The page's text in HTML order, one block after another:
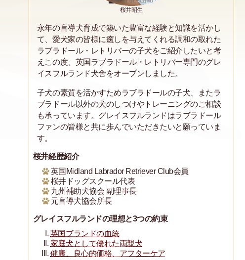
桜井昭生
永年の盲導犬育成で築いた豊富な経験と知識を活かし
て、愛犬家の皆様に癒しを与えてくれる調和の取れた
ラブラドール・レトリバーの子犬をご紹介したいと考
えこの度、英国ラブラドール・レトリバー専門のグレ
イスフルランド犬舎をオープンしました。
子犬の素質を活かすためラブラドールの子犬、またラ
ブラドール以外の犬のしつけやトレーニングのご相談
も承っています。グレイスフルランドはラブラドール
ファンの皆様と共に歩んでいただきたいと願っていま
す。
桜井経歴紹介
英国Midland Labrador Retriever Club会員
桜井ドッグスクール代表
九州補助犬協会 副理事長
元盲導犬協会所長
グレイスフルランドの理想と3つの約束
英国ブランドの血統
家庭犬として優れた両親犬
健康、良心的価格、アフターケア